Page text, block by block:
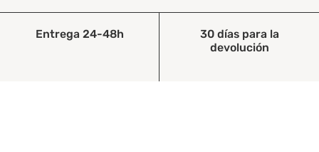
Entrega 24-48h
30 días para la
devolución